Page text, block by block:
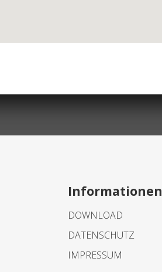
Informationen
DOWNLOAD
DATENSCHUTZ
IMPRESSUM